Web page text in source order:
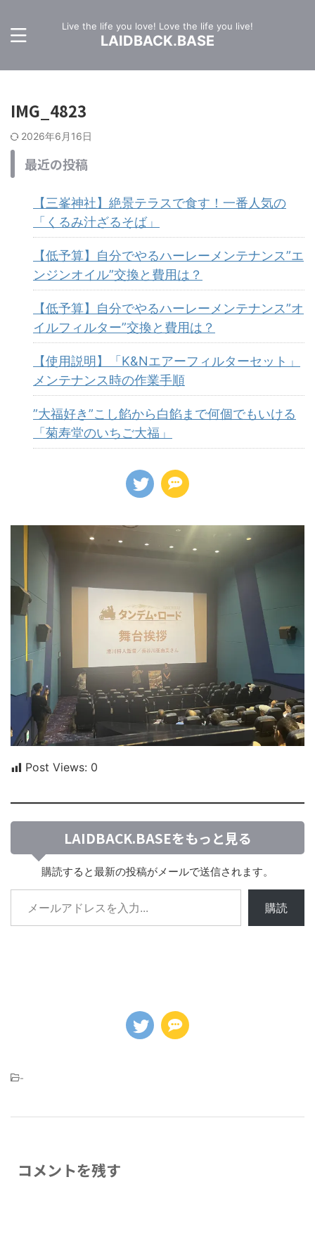
Live the life you love! Love the life you live!
LAIDBACK.BASE
IMG_4823
2026年6月16日
最近の投稿
【三峯神社】絶景テラスで食す！一番人気の
「くるみ汁ざるそば」
【低予算】自分でやるハーレーメンテナンス”エ
ンジンオイル”交換と費用は？
【低予算】自分でやるハーレーメンテナンス”オ
イルフィルター”交換と費用は？
【使用説明】「K&Nエアーフィルターセット」
メンテナンス時の作業手順
”大福好き”こし餡から白餡まで何個でもいける
「菊寿堂のいちご大福」
Post Views: 0
LAIDBACK.BASEをもっと見る
購読すると最新の投稿がメールで送信されます。
購読
-
コメントを残す